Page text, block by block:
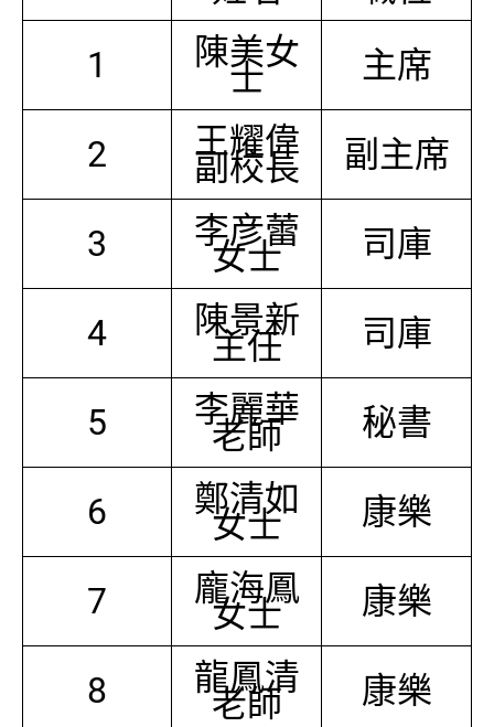
1
陳美女
士 主席
2 王耀偉
副校長 副主席
3 李彦蕾
女士 司庫
4 陳景新
主任 司庫
5 李麗華
老師 秘書
6 鄭清如
女士 康樂
7 龐海鳳
女士 康樂
8 龍鳳清
老師 康樂